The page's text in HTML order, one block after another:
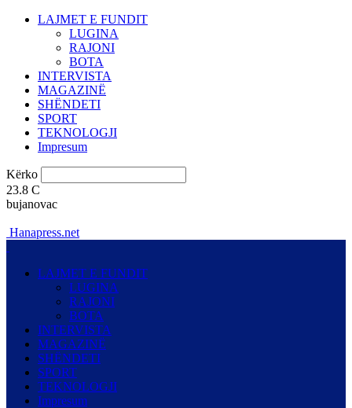
LAJMET E FUNDIT
LUGINA
RAJONI
BOTA
INTERVISTA
MAGAZINË
SHËNDETI
SPORT
TEKNOLOGJI
Impresum
Kërko
23.8 C
bujanovac
Hanapress.net
LAJMET E FUNDIT
LUGINA
RAJONI
BOTA
INTERVISTA
MAGAZINË
SHËNDETI
SPORT
TEKNOLOGJI
Impresum